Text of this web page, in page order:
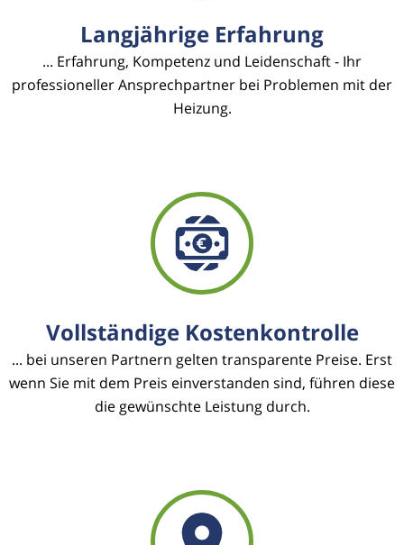
Langjährige Erfahrung
... Erfahrung, Kompetenz und Leidenschaft - Ihr
professioneller Ansprechpartner bei Problemen mit der
Heizung.
Vollständige Kostenkontrolle
... bei unseren Partnern gelten transparente Preise. Erst
wenn Sie mit dem Preis einverstanden sind, führen diese
die gewünschte Leistung durch.